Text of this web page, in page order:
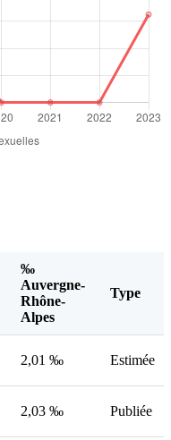
‰
Auvergne-
Rhône-
Alpes
Type
2,01 ‰ Estimée
2,03 ‰ Publiée